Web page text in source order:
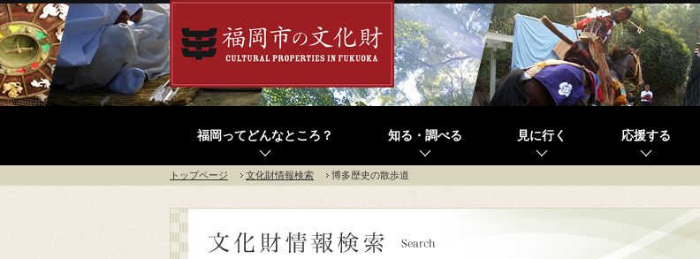
福岡ってどんなところ？ 知る・調べる 見に行く 応援する
トップページ 文化財情報検索 博多歴史の散歩道